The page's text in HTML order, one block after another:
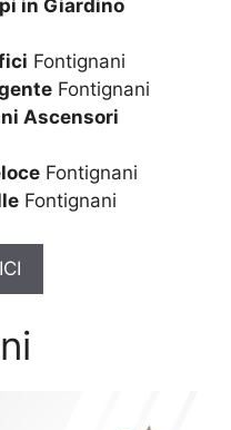
in Giardino
Fontignani
Fontignani
Ascensori
Fontignani
Fontignani